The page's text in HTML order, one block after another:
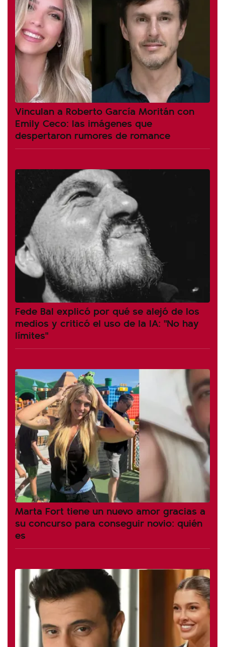
Vinculan a Roberto García Moritán con
Emily Ceco: las imágenes que
despertaron rumores de romance
Fede Bal explicó por qué se alejó de los
medios y criticó el uso de la IA: "No hay
límites"
Marta Fort tiene un nuevo amor gracias a
su concurso para conseguir novio: quién
es